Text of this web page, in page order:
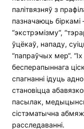
палітвязняў з
пазначаюць
“экстрэмізму“,
ўцёкаў, нападу,
“папраўчых мер“.
бесперапыннага
спагнанні ідуць
становіцца
пасылак,
сістэматычна
расследаванні.